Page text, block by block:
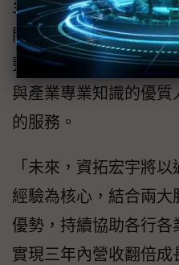
至於人才面，除了鼓
關證照，加強雲端的
整合等服務能量，也
與產業專業知識的優
的服務。
「未來，資拓宏宇將
經驗為核心，結合兩
優勢，持續協助各行各
實現三年內營收翻倍成